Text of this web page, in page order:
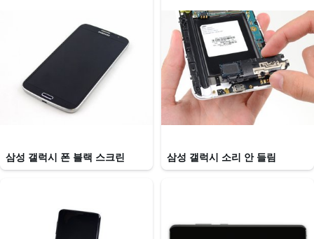
삼성 갤럭시 폰 블랙 스크린 삼성 갤럭시 소리 안 들림